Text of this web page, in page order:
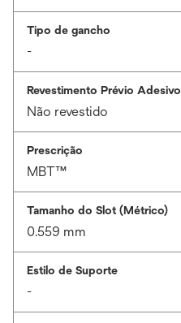
Tipo de gancho
-
Revestimento Prévio Adesivo
Não revestido
Prescrição
MBT™
Tamanho do Slot (Métrico)
0.559 mm
Estilo de Suporte
-